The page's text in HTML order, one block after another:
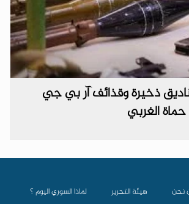
ذخيرة وقذائف آر بي جي
الغربي
نحن هيئة التحرير
لماذا السوري اليوم ؟